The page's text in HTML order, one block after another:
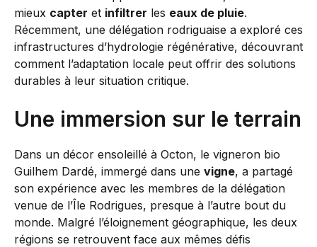
mieux capter et infiltrer les eaux de pluie.
Récemment, une délégation rodriguaise a exploré ces
infrastructures d’hydrologie régénérative, découvrant
comment l’adaptation locale peut offrir des solutions
durables à leur situation critique.
Une immersion sur le terrain
Dans un décor ensoleillé à Octon, le vigneron bio
Guilhem Dardé, immergé dans une vigne, a partagé
son expérience avec les membres de la délégation
venue de l’Île Rodrigues, presque à l’autre bout du
monde. Malgré l’éloignement géographique, les deux
régions se retrouvent face aux mêmes défis